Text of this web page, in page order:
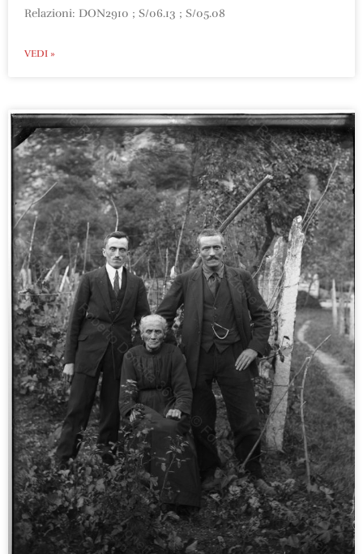
Relazioni: DON2910 ; S/06.13 ; S/05.08
VEDI »